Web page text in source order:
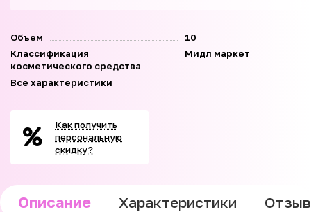
Объем
10
Классификация
косметического средства
Мидл маркет
Все характеристики
Как получить
персональную
скидку?
Описание Характеристики